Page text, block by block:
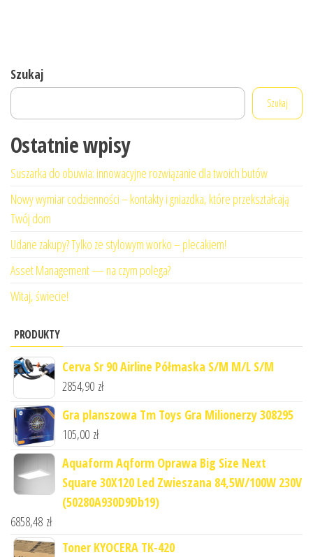
Szukaj
Szukaj
Ostatnie wpisy
Suszarka do obuwia: innowacyjne rozwiązanie dla twoich butów
Nowy wymiar codzienności – kontakty i gniazdka, które przekształcają
Twój dom
Udane zakupy? Tylko ze stylowym worko – plecakiem!
Asset Management — na czym polega?
Witaj, świecie!
PRODUKTY
Cerva Sr 90 Airline Półmaska S/M M/L S/M
2854,90 zł
Gra planszowa Tm Toys Gra Milionerzy 308295
105,00 zł
Aquaform Aqform Oprawa Big Size Next
Square 30X120 Led Zwieszana 84,5W/100W 230V
(50280A930D9Db19)
6858,48 zł
Toner KYOCERA TK-420